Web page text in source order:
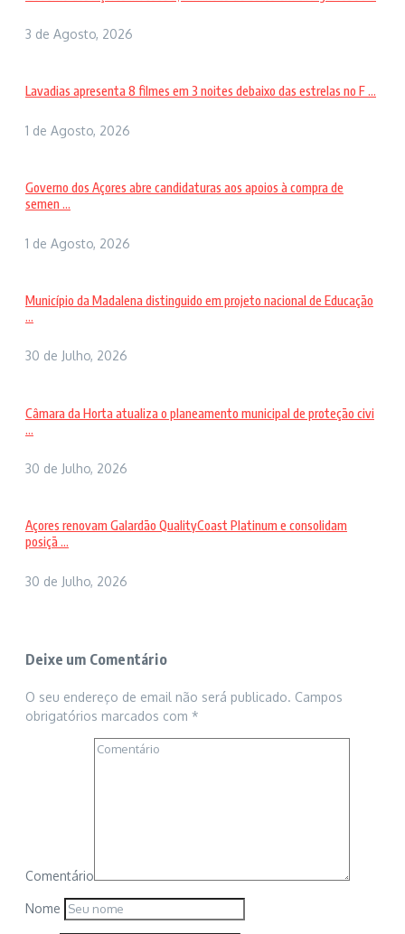
3 de Agosto, 2026
Lavadias apresenta 8 filmes em 3 noites debaixo das estrelas no F ...
1 de Agosto, 2026
Governo dos Açores abre candidaturas aos apoios à compra de
semen ...
1 de Agosto, 2026
Município da Madalena distinguido em projeto nacional de Educação
...
30 de Julho, 2026
Câmara da Horta atualiza o planeamento municipal de proteção civi
...
30 de Julho, 2026
Açores renovam Galardão QualityCoast Platinum e consolidam
posiçã ...
30 de Julho, 2026
Deixe um Comentário
O seu endereço de email não será publicado. Campos
obrigatórios marcados com *
Comentário
Nome